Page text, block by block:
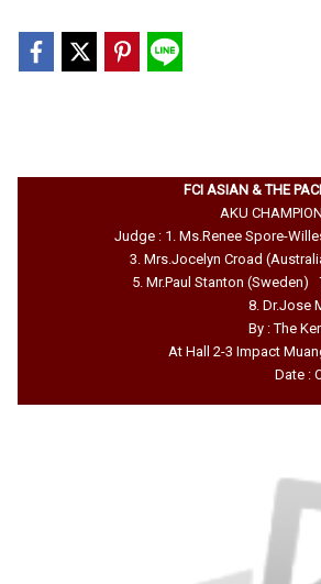
FCI ASIAN & THE
AKU
Judge : 1. Ms.Renee Spore-
3. Mrs.Jocelyn Croad
5. Mr.Paul Stanton (Sweden)
8. Dr.Jose
By : The
At Hall 2-3 Impact
Date :